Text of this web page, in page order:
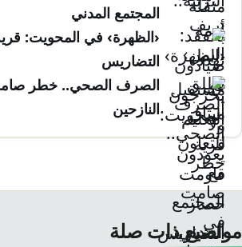
المجتمع المدني
‹الظهرة› في المحويت:
التضاريس
الصرف الصحي.. خطر
النازحين
مواضيع ذات صلة